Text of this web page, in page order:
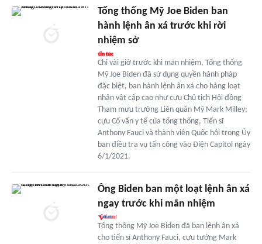
Tổng thống Mỹ Joe Biden ban
hành lệnh ân xá trước khi rời
nhiệm sở
Chỉ vài giờ trước khi mãn nhiệm, Tổng thống
Mỹ Joe Biden đã sử dụng quyền hành pháp
đặc biệt, ban hành lệnh ân xá cho hàng loạt
nhân vật cấp cao như cựu Chủ tịch Hội đồng
Tham mưu trưởng Liên quân Mỹ Mark Milley;
cựu Cố vấn y tế của tổng thống, Tiến sĩ
Anthony Fauci và thành viên Quốc hội trong Ủy
ban điều tra vụ tấn công vào Điện Capitol ngày
6/1/2021.
Ông Biden ban một loạt lệnh ân xá
ngay trước khi mãn nhiệm
Tổng thống Mỹ Joe Biden đã ban lệnh ân xá
cho tiến sĩ Anthony Fauci, cựu tướng Mark